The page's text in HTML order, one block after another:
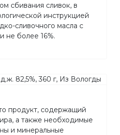
сбивания сливок, в
инструкцией
сливочного масла с
не более 16%.
продукт, содержащий
а также необходимые
и минеральные